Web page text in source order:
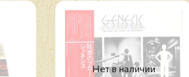
Нет в наличии